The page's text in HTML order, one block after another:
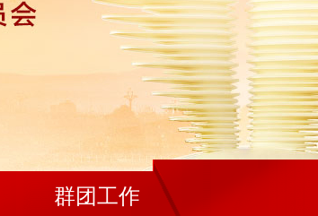
群团工作